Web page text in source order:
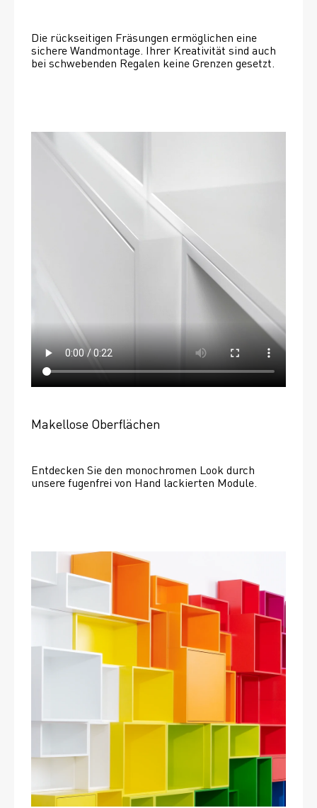
Die rückseitigen Fräsungen ermöglichen eine
sichere Wandmontage. Ihrer Kreativität sind auch
bei schwebenden Regalen keine Grenzen gesetzt.
Makellose Oberflächen
Entdecken Sie den monochromen Look durch
unsere fugenfrei von Hand lackierten Module.